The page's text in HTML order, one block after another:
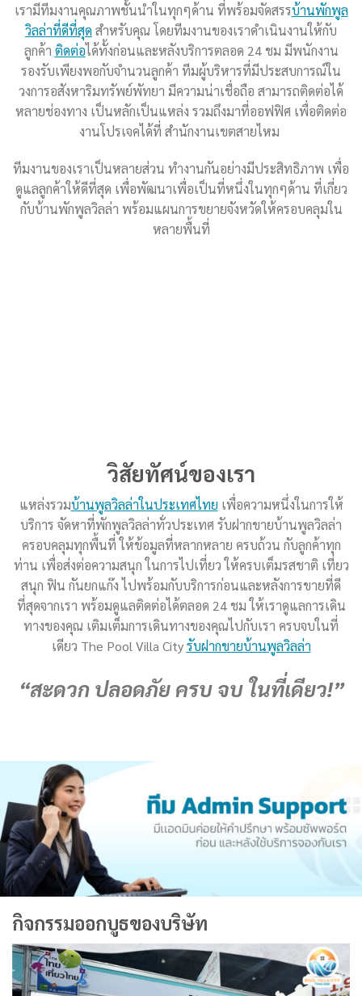
เรามีทีมงานคุณภาพชั้นนำในทุกๆด้าน ที่พร้อมจัดสรรบ้านพักพูล
วิลล่าที่ดีที่สุด สำหรับคุณ โดยทีมงานของเราดำเนินงานให้กับ
ลูกค้า ติดต่อได้ทั้งก่อนและหลังบริการตลอด 24 ชม มีพนักงาน
รองรับเพียงพอกับจำนวนลูกค้า ทีมผู้บริหารที่มีประสบการณ์ใน
วงการอสังหาริมทรัพย์พัทยา มีความน่าเชื่อถือ สามารถติดต่อได้
หลายช่องทาง เป็นหลักเป็นแหล่ง รวมถึงมาที่ออฟฟิศ เพื่อติดต่อ
งานโปรเจคได้ที่ สำนักงานเขตสายไหม
ทีมงานของเราเป็นหลายส่วน ทำงานกันอย่างมีประสิทธิภาพ เพื่อ
ดูแลลูกค้าให้ดีที่สุด เพื่อพัฒนาเพื่อเป็นที่หนึ่งในทุกๆด้าน ที่เกี่ยว
กับบ้านพักพูลวิลล่า พร้อมแผนการขยายจังหวัดให้ครอบคลุมใน
หลายพื้นที่
วิสัยทัศน์ของเรา
แหล่งรวมบ้านพูลวิลล่าในประเทศไทย เพื่อความหนึ่งในการให้
บริการ จัดหาที่พักพูลวิลล่าทั่วประเทศ รับฝากขายบ้านพูลวิลล่า
ครอบคลุมทุกพื้นที่ ให้ข้อมูลที่หลากหลาย ครบถ้วน กับลูกค้าทุก
ท่าน เพื่อส่งต่อความสนุก ในการไปเที่ยว ให้ครบเต็มรสชาติ เที่ยว
สนุก ฟิน กันยกแก๊ง ไปพร้อมกับบริการก่อนและหลังการขายที่ดี
ที่สุดจากเรา พร้อมดูแลติดต่อได้ตลอด 24 ชม ให้เราดูแลการเดิน
ทางของคุณ เติมเต็มการเดินทางของคุณไปกับเรา ครบจบในที่
เดียว The Pool Villa Cityรับฝากขายบ้านพูลวิลล่า
“สะดวก ปลอดภัย ครบ จบ ในที่เดียว!”
กิจกรรมออกบูธของบริษัท